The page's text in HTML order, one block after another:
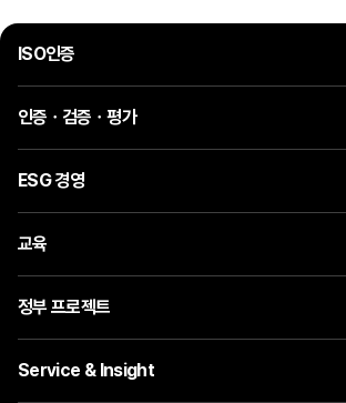
ISO인증
인증ㆍ검증ㆍ평가
ESG 경영
교육
정부 프로젝트
Service & Insight